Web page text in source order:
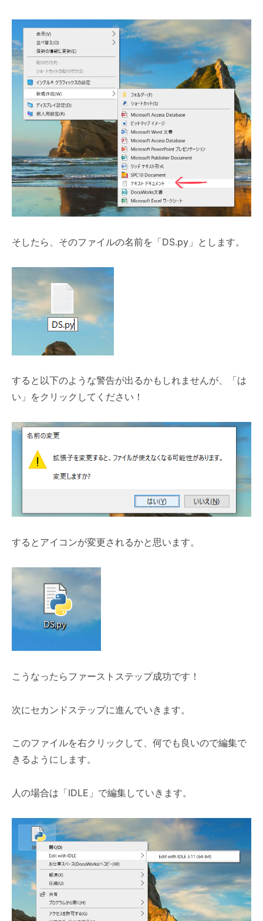
そしたら、そのファイルの名前を「DS.py」とします。
すると以下のような警告が出るかもしれませんが、「は
い」をクリックしてください！
するとアイコンが変更されるかと思います。
こうなったらファーストステップ成功です！
次にセカンドステップに進んでいきます。
このファイルを右クリックして、何でも良いので編集で
きるようにします。
人の場合は「IDLE」で編集していきます。